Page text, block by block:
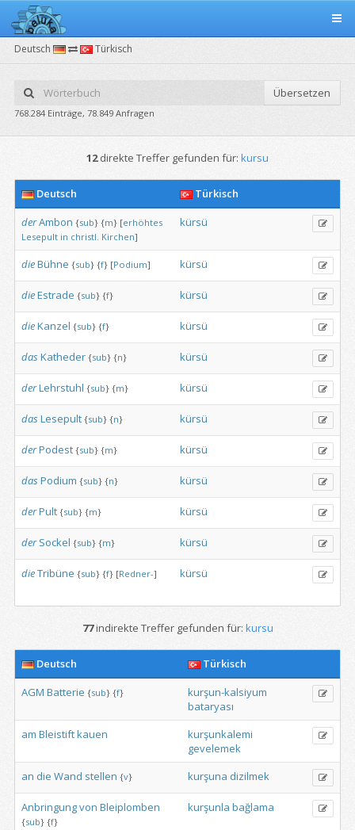
Deutsch Türkisch
Übersetzen
768.284 Einträge, 78.849 Anfragen
12direkte Treffer gefunden für: kursu
Deutsch
Türkisch
derAmbon {sub} {m} [erhöhtes
Lesepult in christl. Kirchen]
kürsü
dieBühne {sub} {f} [Podium] kürsü
dieEstrade {sub} {f} kürsü
dieKanzel {sub} {f} kürsü
dasKatheder {sub} {n} kürsü
derLehrstuhl {sub} {m} kürsü
dasLesepult {sub} {n} kürsü
derPodest {sub} {m} kürsü
dasPodium {sub} {n} kürsü
derPult {sub} {m} kürsü
der Sockel {sub} {m} kürsü
dieTribüne {sub} {f} [Redner-] kürsü
77indirekte Treffer gefunden für: kursu
Deutsch
Türkisch
AGM Batterie {sub} {f}
kurşun-kalsiyum
bataryası
am Bleistiftkauen
kurşunkalemi
gevelemek
an die Wand stellen {v} kurşuna dizilmek
Anbringungvon Bleiplomben
{sub} {f}
kurşunla bağlama